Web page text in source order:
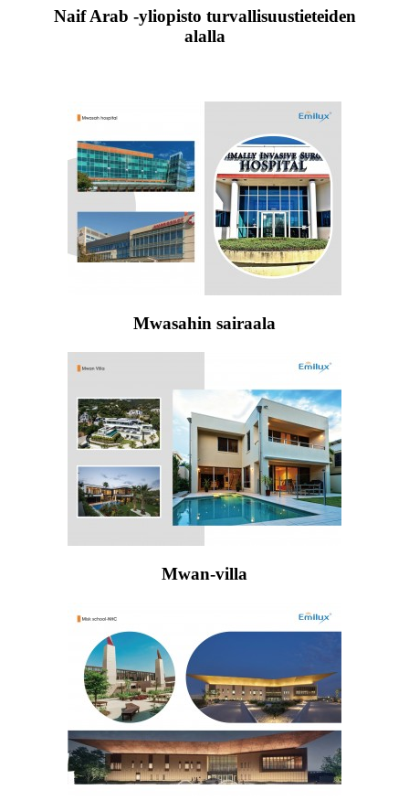
Naif Arab -yliopisto turvallisuustieteiden
alalla
Mwasahin sairaala
Mwan-villa